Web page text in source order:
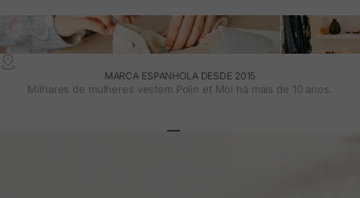
MARCA ESPANHOLA DESDE 2015
Milhares de mulheres vestem Polin et Moi há mais de 10 anos.